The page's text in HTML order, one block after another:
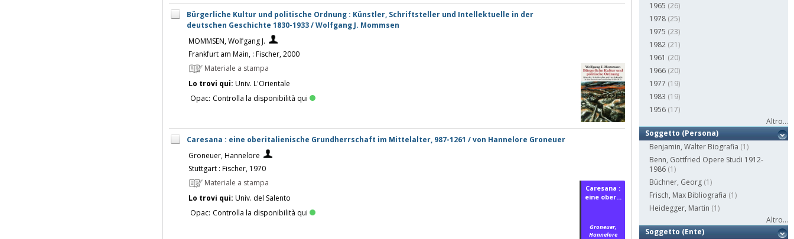
Bürgerliche Kultur und politische Ordnung : Künstler, Schriftsteller und Intellektuelle in der
deutschen Geschichte 1830-1933 / Wolfgang J. Mommsen
MOMMSEN, Wolfgang J.
Frankfurt am Main, : Fischer, 2000
Materiale a stampa
Lo trovi qui: Univ. L'Orientale
Opac: Controlla la disponibilità qui
Caresana : eine oberitalienische Grundherrschaft im Mittelalter, 987-1261 / von Hannelore Groneuer
Groneuer, Hannelore
Stuttgart : Fischer, 1970
Materiale a stampa
Lo trovi qui: Univ. del Salento
Opac: Controlla la disponibilità qui
Caresana :
eine ober...
Groneuer,
Hannelore
1965 (26)
1978 (25)
1975 (23)
1982 (21)
1961 (20)
1966 (20)
1977 (19)
1983 (19)
1956 (17)
Altro...
Soggetto (Persona)
Benjamin, Walter Biografia (1)
Benn, Gottfried Opere Studi 1912-
1986 (1)
Büchner, Georg (1)
Frisch, Max Bibliografia (1)
Heidegger, Martin (1)
Altro...
Soggetto (Ente)